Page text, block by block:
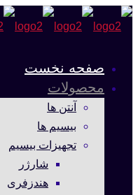
صفحه نخست
محصولات
آنتن ها
بیسیم ها
تجهیزات بیسیم
شارژر
هندزفری